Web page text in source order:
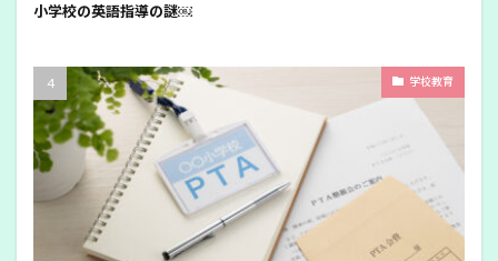
小学校の英語指導の謎￼
学校教育